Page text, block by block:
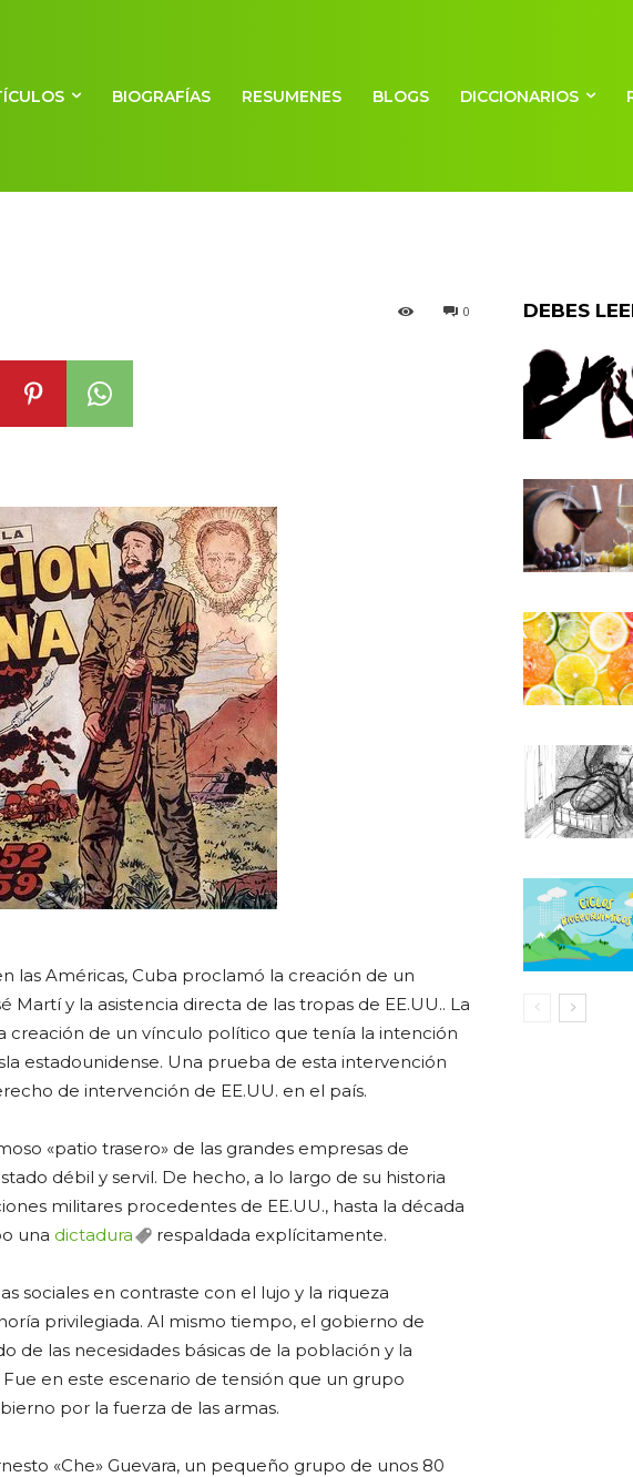
BIOGRAFÍAS RESUMENES BLOGS DICCIONARIOS
0
las Américas, Cuba proclamó la creación de un
y la asistencia directa de las tropas de EE.UU.. La
creación de un vínculo político que tenía la intención
estadounidense. Una prueba de esta intervención
de intervención de EE.UU. en el país.
«patio trasero» de las grandes empresas de
débil y servil. De hecho, a lo largo de su historia
militares procedentes de EE.UU., hasta la década
una dictadura respaldada explícitamente.
sociales en contraste con el lujo y la riqueza
privilegiada. Al mismo tiempo, el gobierno de
de las necesidades básicas de la población y la
en este escenario de tensión que un grupo
por la fuerza de las armas.
«Che» Guevara, un pequeño grupo de unos 80
DEBES